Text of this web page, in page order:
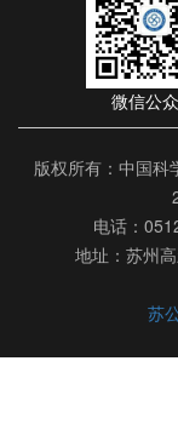
微信公
版权所有：中国科
电话：
地址：苏州
苏